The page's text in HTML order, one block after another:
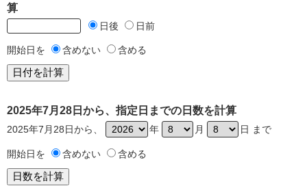
算
日後 日前
開始日を 含めない 含める
2025年7月28日から、指定日までの日数を計算
2025年7月28日から、 年 月 日 まで
開始日を 含めない 含める